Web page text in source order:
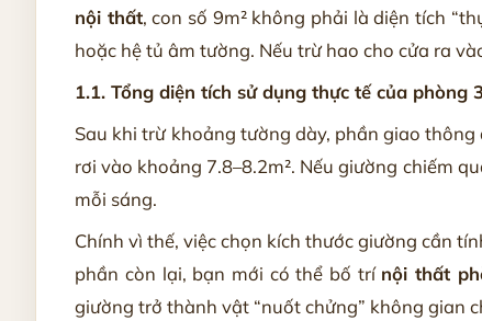
nội thất, con số 9m² không phải là diện tích
hoặc hệ tủ âm tường. Nếu trừ hao cho cửa ra
1.1. Tổng diện tích sử dụng thực tế của phòng
Sau khi trừ khoảng tường dày, phần giao
rơi vào khoảng 7.8–8.2m². Nếu giường chiếm
mỗi sáng.
Chính vì thế, việc chọn kích thước giường cần
phần còn lại, bạn mới có thể bố trí nội thất
giường trở thành vật “nuốt chửng” không gian